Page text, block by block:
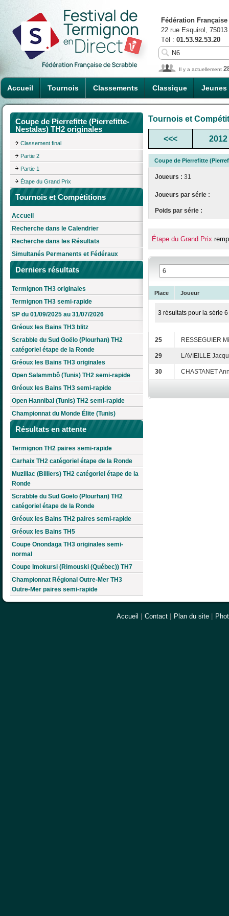
Accueil Tournois Classements Classique Jeunes
Fédération
22 rue Esquirol,
Tél : 01.53.92.53.20
Il y a actuellement
Coupe de Pierrefitte (Pierrefitte-
Nestalas) TH2 originales
Classement final
Partie 2
Partie 1
Étape du Grand Prix
Tournois et Compétitions
Accueil
Recherche dans le Calendrier
Recherche dans les Résultats
Simultanés Permanents et Fédéraux
Derniers résultats
Termignon TH3 originales
Termignon TH3 semi-rapide
SP du 01/09/2025 au 31/07/2026
Gréoux les Bains TH3 blitz
Scrabble du Sud Goëlo (Plourhan) TH2
catégoriel étape de la Ronde
Gréoux les Bains TH3 originales
Open Salammbô (Tunis) TH2 semi-rapide
Gréoux les Bains TH3 semi-rapide
Open Hannibal (Tunis) TH2 semi-rapide
Championnat du Monde Élite (Tunis)
Résultats en attente
Termignon TH2 paires semi-rapide
Carhaix TH2 catégoriel étape de la Ronde
Muzillac (Billiers) TH2 catégoriel étape de la
Ronde
Scrabble du Sud Goëlo (Plourhan) TH2
catégoriel étape de la Ronde
Gréoux les Bains TH2 paires semi-rapide
Gréoux les Bains TH5
Coupe Onondaga TH3 originales semi-
normal
Coupe Imokursi (Rimouski (Québec)) TH7
Championnat Régional Outre-Mer TH3
Outre-Mer paires semi-rapide
Tournois et
<<< 2012
Coupe de Pierrefitte
Joueurs : 31
Joueurs par série :
Poids par série :
Étape du Grand Prix
Place Joueur
3 résultats pour la série 6
25 RESSEGUIER
29 LAVIEILLE
30 CHASTANET
Accueil Contact Plan du site